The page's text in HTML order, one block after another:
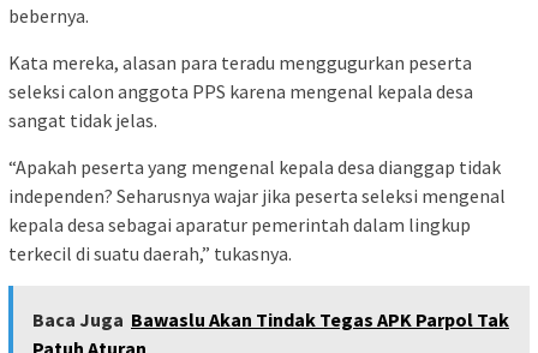
bebernya.
Kata mereka, alasan para teradu menggugurkan peserta
seleksi calon anggota PPS karena mengenal kepala desa
sangat tidak jelas.
“Apakah peserta yang mengenal kepala desa dianggap tidak
independen? Seharusnya wajar jika peserta seleksi mengenal
kepala desa sebagai aparatur pemerintah dalam lingkup
terkecil di suatu daerah,” tukasnya.
Baca Juga Bawaslu Akan Tindak Tegas APK Parpol Tak
Patuh Aturan